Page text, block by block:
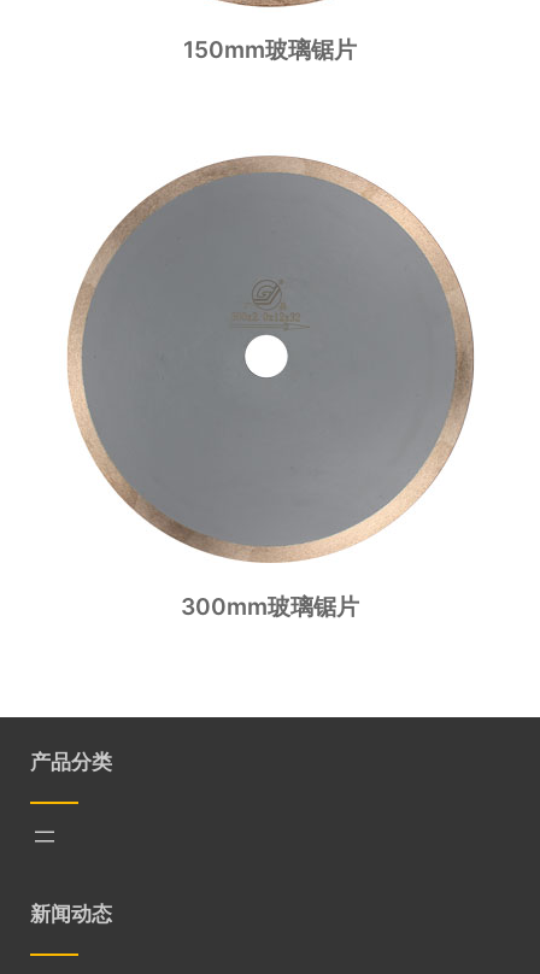
150mm玻璃锯片
300mm玻璃锯片
产品分类
新闻动态